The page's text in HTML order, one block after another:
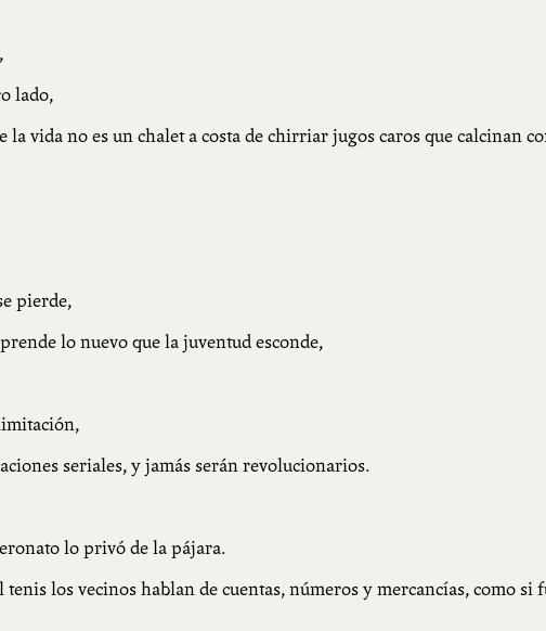
lado,
vida no es un chalet a costa de chirriar jugos caros que calcinan
pierde,
lo nuevo que la juventud esconde,
seriales, y jamás serán revolucionarios.
lo privó de la pájara.
los vecinos hablan de cuentas, números y mercancías, como si